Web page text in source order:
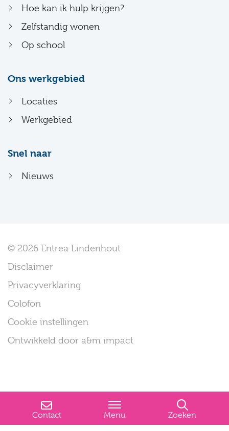
Hoe kan ik hulp krijgen?
Zelfstandig wonen
Op school
Ons werkgebied
Locaties
Werkgebied
Snel naar
Nieuws
© 2026 Entrea Lindenhout
Disclaimer
Privacyverklaring
Colofon
Cookie instellingen
Ontwikkeld door a&m impact
Contact Menu Zoeken